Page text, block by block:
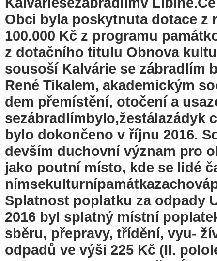
Obci byla poskytnuta dotace z
100.000 Kč z programu
z dotačního titulu Obnova
sousoší Kalvárie se zábradlím
René Tikalem, akademickým
dem přemístění, otočení a
sezábradlímbylo,žestálazádyk
bylo dokončeno v říjnu 2016.
devším duchovní význam pro
jako poutní místo, kde se lidé
Splatnost poplatku za odpady
2016 byl splatný místní
sběru, přepravy, třídění, vyu-
odpadů ve výši 225 Kč (II.